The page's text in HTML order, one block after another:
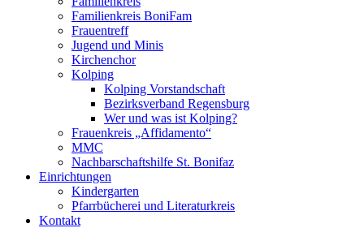
Familienkreis BoniFam
Frauentreff
Jugend und Minis
Kirchenchor
Kolping
Kolping Vorstandschaft
Bezirksverband Regensburg
Wer und was ist Kolping?
Frauenkreis „Affidamento“
MMC
Nachbarschaftshilfe St. Bonifaz
Einrichtungen
Kindergarten
Pfarrbücherei und Literaturkreis
Kontakt